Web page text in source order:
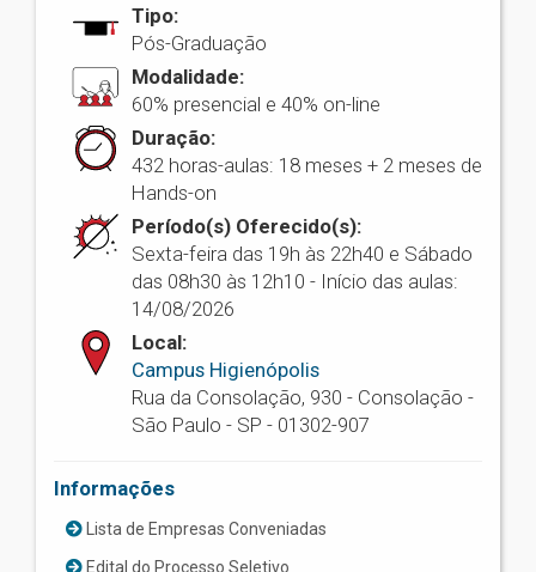
Tipo:
Pós-Graduação
Modalidade:
60% presencial e 40% on-line
Duração:
432 horas-aulas: 18 meses + 2 meses de
Hands-on
Período(s) Oferecido(s):
Sexta-feira das 19h às 22h40 e Sábado
das 08h30 às 12h10 - Início das aulas:
14/08/2026
Local:
Campus Higienópolis
Rua da Consolação, 930 - Consolação -
São Paulo - SP - 01302-907
Informações
Lista de Empresas Conveniadas
Edital do Processo Seletivo